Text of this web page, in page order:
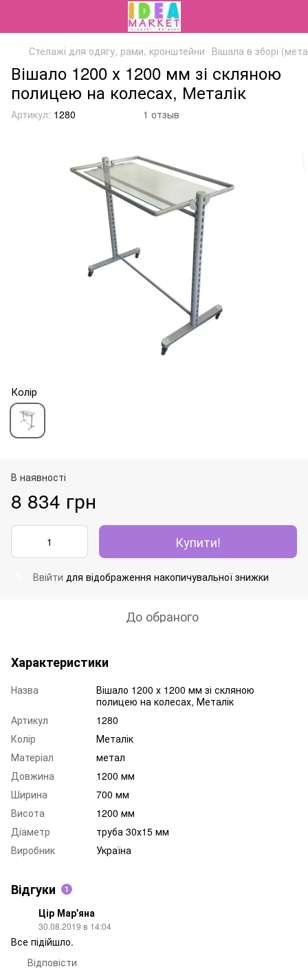
Стелажі для одягу, рами, кронштейни Вішала в зборі
Вішало 1200 х 1200 мм зі скляною
полицею на колесах, Металік
Артикул: 1280 1 отзыв
Колір
В наявності
8 834 грн
Купити!
Ввійти для відображення накопичувальної знижки
До обраного
Характеристики
Назва
Вішало 1200 х 1200 мм зі скляною
полицею на колесах, Металік
Артикул
1280
Колір
Металік
Матеріал
метал
Довжина
1200 мм
Ширина
700 мм
Висота
1200 мм
Діаметр
труба 30х15 мм
Виробник
Україна
Відгуки 1
Цір Мар'яна
30.08.2019 в 14:04
Все підійшло.
Відповісти